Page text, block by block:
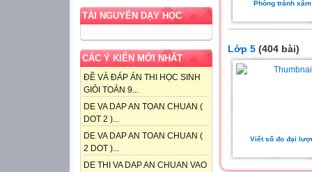
TÀI NGUYÊN DẠY HỌC
CÁC Ý KIẾN MỚI NHẤT
ĐỀ VÀ ĐÁP ÁN THI HỌC SINH
GIỎI TOÁN 9...
DE VA DAP AN TOAN CHUAN (
DOT 2 )...
DE VA DAP AN TOAN CHUAN (
2 DOT )...
DE THI VA DAP AN CHUAN VAO
Phòng tránh
Lớp 5 (404 bài)
Viết số đo đại